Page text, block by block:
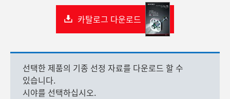
카탈로그 다운로드
선택한 제품의 기종 선정 자료를 다운로드 할 수
있습니다.
시야를 선택하십시오.